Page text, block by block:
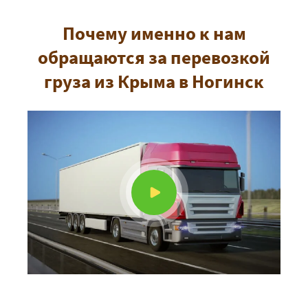
Почему именно к нам
обращаются за перевозкой
груза из Крыма в Ногинск